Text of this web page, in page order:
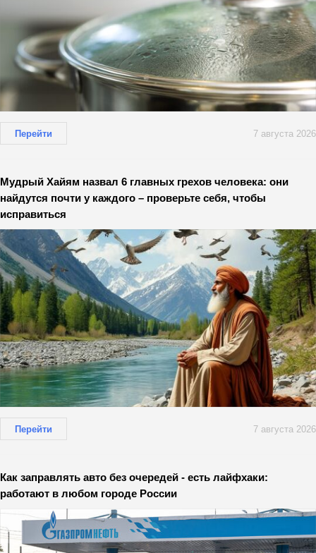
Перейти 7 августа 2026
Мудрый Хайям назвал 6 главных грехов человека: они
найдутся почти у каждого – проверьте себя, чтобы
исправиться
Перейти 7 августа 2026
Как заправлять авто без очередей - есть лайфхаки:
работают в любом городе России